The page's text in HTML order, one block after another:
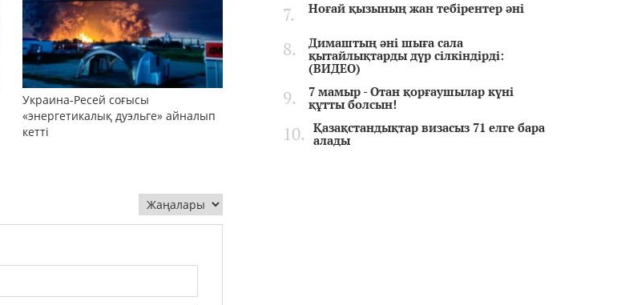
Украина-Ресей соғысы
«энергетикалық дуэльге» айналып
кетті
Ноғай қызының жан тебірентер әні
Димаштың әні шыға сала
қытайлықтарды дүр сілкіндірді:
(ВИДЕО)
7 мамыр - Отан қорғаушылар күні
құтты болсын!
Қазақстандықтар визасыз 71 елге бара
алады